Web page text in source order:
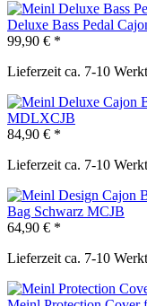
Deluxe Bass Pedal
99,90 € *
Lieferzeit ca. 7-10
MDLXCJB
84,90 € *
Lieferzeit ca. 7-10
Bag Schwarz MCJB
64,90 € *
Lieferzeit ca. 7-10